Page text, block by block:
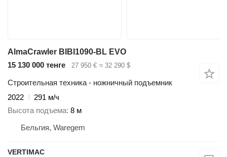
AlmaCrawler BIBI1090-BL EVO
15 130 000 тенге
27 950 € ≈ 32 290 $
Строительная техника - ножничный подъемник
2022
291 м/ч
Высота подъема 8 м
Бельгия, Waregem
VERTIMAC